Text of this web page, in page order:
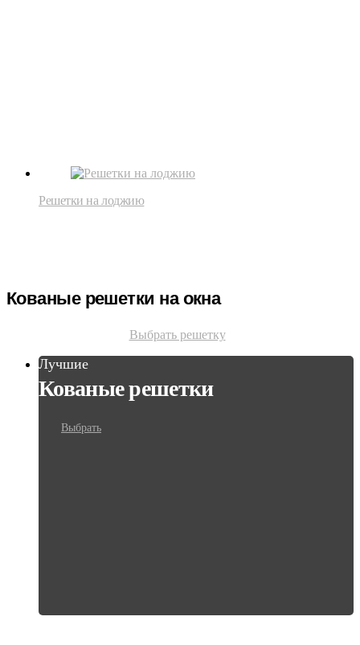
Решетки на лоджию
Кованые решетки на окна
Выбрать решетку
Лучшие
Кованые решетки
Выбрать